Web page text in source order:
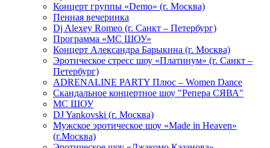
Концерт группы «Demo» (г. Москва)
Пенная вечеринка
Dj Alexey Romeo (г. Санкт – Петербург)
Программа «МС ШОУ»
Концерт Александра Барыкина (г. Москва)
Эротическое стресс шоу «Платинум» (г. Санкт –
Петербург)
ADRENALINE PARTY Плюс – Women Dance
Скандальное концертное шоу "Репера СЯВА"
МС ШОУ
DJ Yankovski (г. Москва)
Мужское эротическое шоу «Made in Heaven»
(г.Москва)